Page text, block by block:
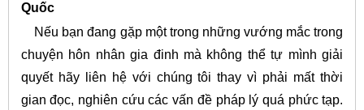
Quốc
Nếu bạn đang gặp một trong những vướng mắc trong
chuyện hôn nhân gia đinh mà không thể tự mình giải
quyết hãy liên hệ với chúng tôi thay vì phải mất thời
gian đọc, nghiên cứu các vấn đề pháp lý quá phức tạp.